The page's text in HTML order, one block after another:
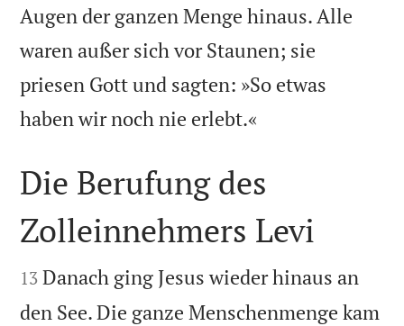
Augen der ganzen Menge hinaus. Alle
waren außer sich vor Staunen; sie
priesen Gott und sagten: »So etwas
haben wir noch nie erlebt.«

Die Berufung des
Zolleinnehmers Levi

13 Danach ging Jesus wieder hinaus an
den See. Die ganze Menschenmenge kam